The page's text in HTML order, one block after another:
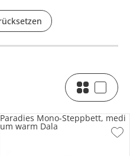
Paradies Mono-Steppbett, medi
um warm Dala